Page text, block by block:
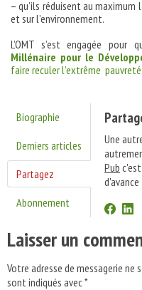
– qu’ils réduisent au maximum
et sur l’environnement.‎
L’OMT s’est engagée
Millénaire pour le
faire reculer l’extrême pauvreté
Biographie
Derniers articles
Partagez
Abonnement
Une
Pub
Laisser un
Votre adresse de messagerie ne
sont indiqués avec*